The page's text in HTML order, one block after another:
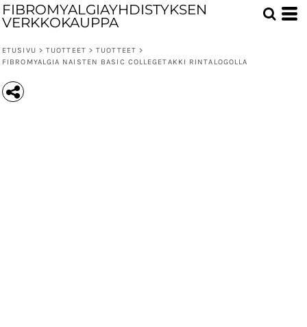
FIBROMYALGIAYHDISTYKSEN
VERKKOKAUPPA
ETUSIVU > TUOTTEET > TUOTTEET >
FIBROMYALGIA NAISTEN BASIC COLLEGETAKKI RINTALOGOLLA